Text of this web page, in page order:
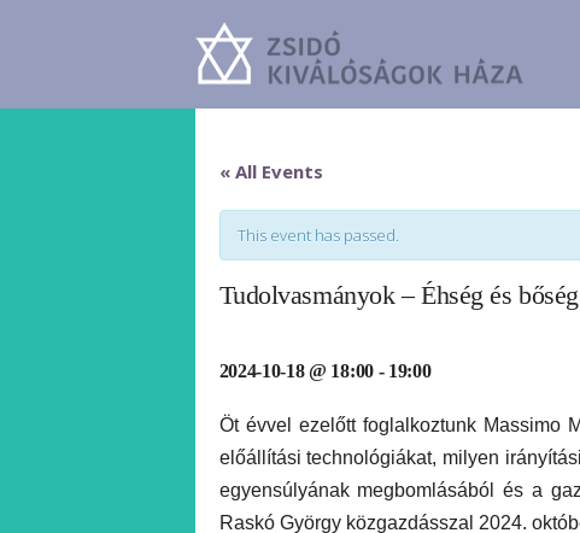
« All Events
This event has passed.
Tudolvasmányok – Éhség és bőség
2024-10-18 @ 18:00- 19:00
Öt évvel ezelőtt foglalkoztunk Massimo
előállítási technológiákat, milyen
egyensúlyának megbomlásából és a
Raskó György közgazdásszal 2024.